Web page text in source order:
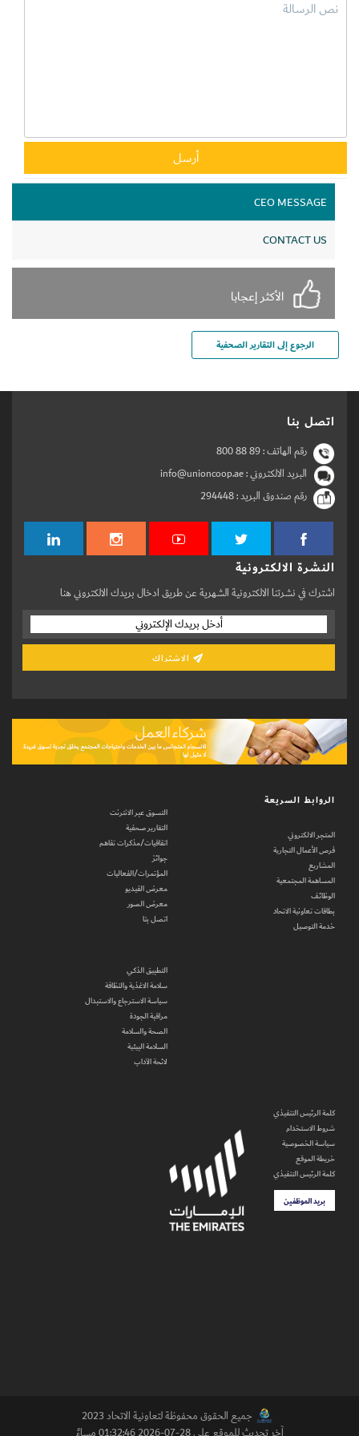
CEO MESSAGE
CONTACT US
الأكثر إعجابا
الرجوع إلى التقارير الصحفية
اتصل بنا
رقم الهاتف :800 88 89
البريد الالكتروني : info@unioncoop.ae
رقم صندوق البريد :294448
النشرة الالكترونية
اشترك في نشرتنا الالكترونية الشهرية عن طريق ادخال بريدك الالكتروني هنا
الروابط السريعة
المتجر الالكتروني
فرص الأعمال التجارية
المشاريع
المساهمة المجتمعية
الوظائف
بطاقات تعاونية الاتحاد
خدمة التوصيل
التسوق عبر الانترنت
التقارير صحفية
اتفاقيات/مذكرات تفاهم
جوائز
المؤتمرات/الفعاليات
معرض الفيديو
معرض الصور
اتصل بنا
التطبيق الذكي
سلامة الاغذية والنظافة
سياسة الاسترجاع والاستبدال
مراقبة الجودة
الصحة والسلامة
السلامة البيئية
لائحة الآداب
كلمة الرئيس التنفيذي
شروط الاستخدام
سياسة الخصوصية
خريطة الموقع
كلمة الرئيس التنفيذي
بريد الموظفين
جميع الحقوق محفوظة لتعاونية الاتحاد 2023